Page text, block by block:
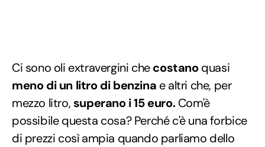
Ci sono oli extravergini checostanoquasi
meno di un litro di benzina e altri che, per
mezzo litro, superano i 15 euro.Com'è
possibile questa cosa? Perché c'è una forbice
di prezzi così ampia quando parliamo dello